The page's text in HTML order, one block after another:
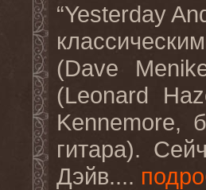
“Yesterday
классическим
(Dave
(Leonard
Kennemore,
гитара).
Дэйв....